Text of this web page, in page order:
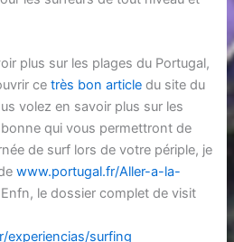
plus sur les plages du Portugal,
cetrès bon article du site du
volez en savoir plus sur les
qui vous permettront de
de surf lors de votre périple, je
www.portugal.fr/Aller-a-la-
le dossier complet de visit
experiencias/surfing